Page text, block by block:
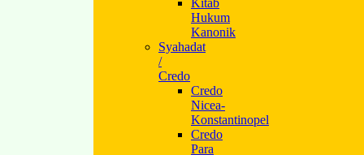
Kitab
Hukum
Kanonik
Syahadat
/
Credo
Credo
Nicea-
Konstantinopel
Credo
Para